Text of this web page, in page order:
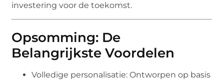
investering voor de toekomst.
Opsomming: De
Belangrijkste Voordelen
Volledige personalisatie: Ontworpen op basis